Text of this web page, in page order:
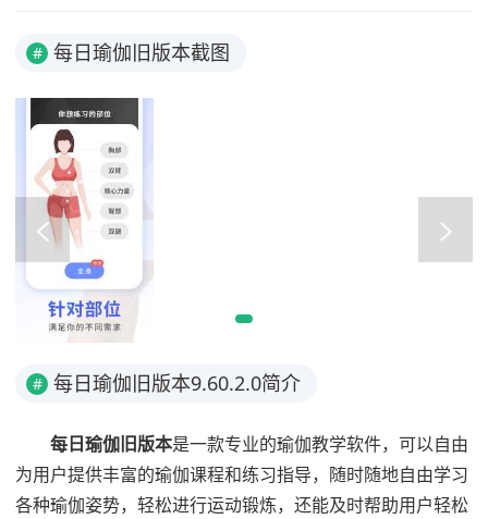
# 每日瑜伽旧版本截图
# 每日瑜伽旧版本9.60.2.0简介
每日瑜伽旧版本是一款专业的瑜伽教学软件，可以自由
为用户提供丰富的瑜伽课程和练习指导，随时随地自由学习
各种瑜伽姿势，轻松进行运动锻炼，还能及时帮助用户轻松